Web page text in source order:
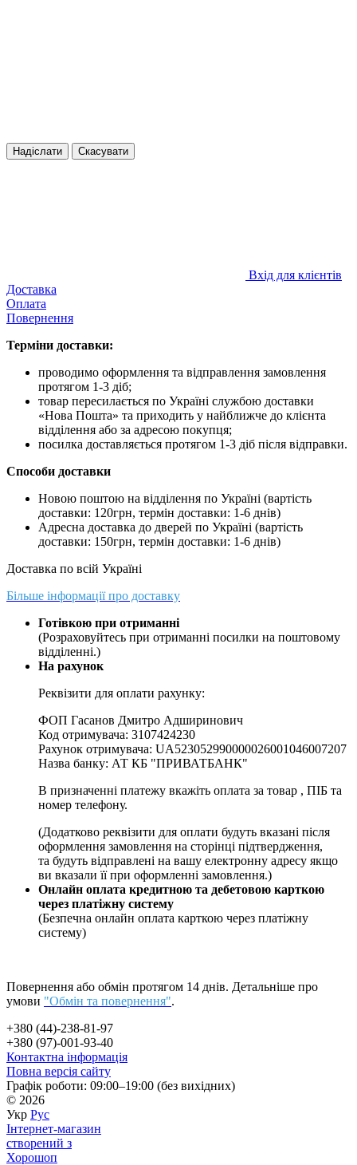
Надіслати Скасувати
Вхід для клієнтів
Доставка
Оплата
Повернення
Терміни доставки:
проводимо оформлення та відправлення замовлення
протягом 1-3 діб;
товар пересилається по Україні службою доставки
«Нова Пошта» та приходить у найближче до клієнта
відділення або за адресою покупця;
посилка доставляється протягом 1-3 діб після відправки.
Способи доставки
Новою поштою на відділення по Україні (вартість
доставки: 120грн, термін доставки: 1-6 днів)
Адресна доставка до дверей по Україні (вартість
доставки: 150грн, термін доставки: 1-6 днів)
Доставка по всій Україні
Більше інформації про доставку
Готівкою при отриманні
(Розраховуйтесь при отриманні посилки на поштовому
відділенні.)
На рахунок
Реквізити для оплати рахунку:
ФОП Гасанов Дмитро Адширинович
Код отримувача: 3107424230
Рахунок отримувача: UA523052990000026001046007207
Назва банку: АТ КБ "ПРИВАТБАНК"
В призначенні платежу вкажіть оплата за товар , ПІБ та
номер телефону.
(Додатково реквізити для оплати будуть вказані після
оформлення замовлення на сторінці підтвердження,
та будуть відправлені на вашу електронну адресу якщо
ви вказали її при оформленні замовлення.)
Онлайн оплата кредитною та дебетовою карткою
через платіжну систему
(Безпечна онлайн оплата карткою через платіжну
систему)
Повернення або обмін протягом 14 днів. Детальніше про
умови "Обмін та повернення".
+380 (44)-238-81-97
+380 (97)-001-93-40
Контактна інформація
Повна версія сайту
Графік роботи: 09:00–19:00 (без вихідних)
© 2026
Укр Рус
Інтернет-магазин
створений з
Хорошоп